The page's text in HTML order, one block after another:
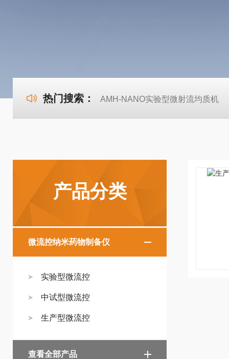
热门搜索： AMH-NANO实验型微射流均质机
产品分类
微流控纳米药物制备仪
实验型微流控
中试型微流控
生产型微流控
查看全部产品